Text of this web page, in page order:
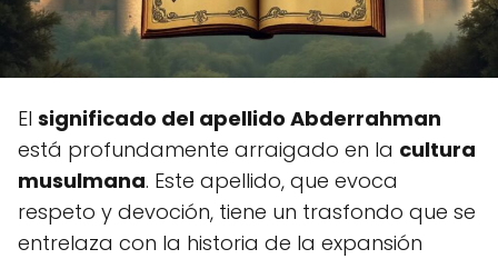
El significado del apellido Abderrahman
está profundamente arraigado en la cultura
musulmana. Este apellido, que evoca
respeto y devoción, tiene un trasfondo que se
entrelaza con la historia de la expansión